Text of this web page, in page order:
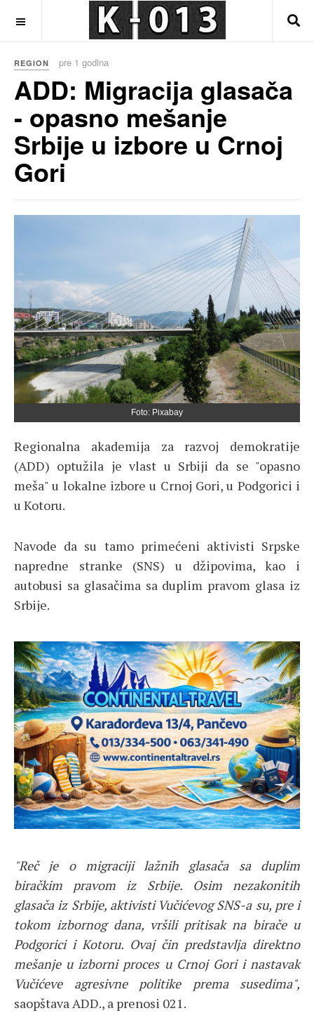
REGION pre 1 godina
ADD: Migracija glasača
- opasno mešanje
Srbije u izbore u Crnoj
Gori
Foto: Pixabay
Regionalna akademija za razvoj demokratije
(ADD) optužila je vlast u Srbiji da se "opasno
meša" u lokalne izbore u Crnoj Gori, u Podgorici i
u Kotoru.
Navode da su tamo primećeni aktivisti Srpske
napredne stranke (SNS) u džipovima, kao i
autobusi sa glasačima sa duplim pravom glasa iz
Srbije.
"Reč je o migraciji lažnih glasača sa duplim
biračkim pravom iz Srbije. Osim nezakonitih
glasača iz Srbije, aktivisti Vučićevog SNS-a su, pre i
tokom izbornog dana, vršili pritisak na birače u
Podgorici i Kotoru. Ovaj čin predstavlja direktno
mešanje u izborni proces u Crnoj Gori i nastavak
Vučićeve agresivne politike prema susedima",
saopštava ADD., a prenosi 021.